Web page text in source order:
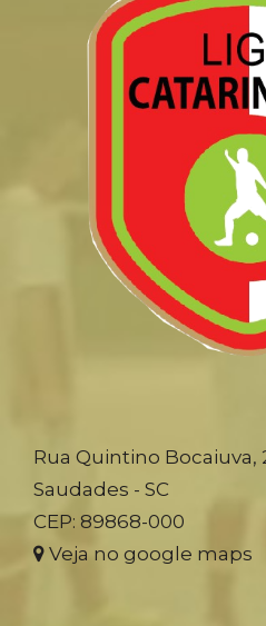
Rua Quintino Bocaiuva,
Saudades - SC
CEP: 89868-000
Veja no google maps